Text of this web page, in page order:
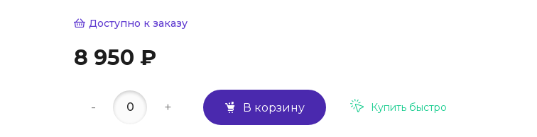
Доступно к заказу
8 950 ₽
- + В корзину Купить быстро